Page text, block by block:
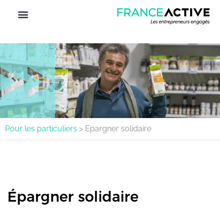
Pour les particuliers > Epargner solidaire
Épargner solidaire